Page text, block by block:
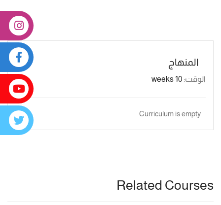
المنهاج
الوقت: 10 weeks
Curriculum is empty
Related Courses